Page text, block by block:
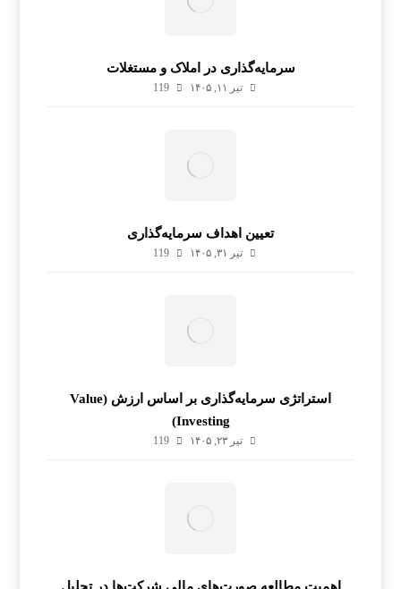
سرمایه‌گذاری در املاک و مستغلات
تیر ۱۱, ۱۴۰۵ 119
تعیین اهداف سرمایه‌گذاری
تیر ۳۱, ۱۴۰۵ 119
استراتژی سرمایه‌گذاری بر اساس ارزش (Value
Investing)
تیر ۲۳, ۱۴۰۵ 119